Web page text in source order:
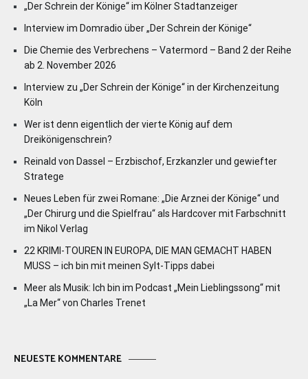
„Der Schrein der Könige“ im Kölner Stadtanzeiger
Interview im Domradio über „Der Schrein der Könige“
Die Chemie des Verbrechens – Vatermord – Band 2 der Reihe
ab 2. November 2026
Interview zu „Der Schrein der Könige“ in der Kirchenzeitung
Köln
Wer ist denn eigentlich der vierte König auf dem
Dreikönigenschrein?
Reinald von Dassel – Erzbischof, Erzkanzler und gewiefter
Stratege
Neues Leben für zwei Romane: „Die Arznei der Könige“ und
„Der Chirurg und die Spielfrau“ als Hardcover mit Farbschnitt
im Nikol Verlag
22 KRIMI-TOUREN IN EUROPA, DIE MAN GEMACHT HABEN
MUSS – ich bin mit meinen Sylt-Tipps dabei
Meer als Musik: Ich bin im Podcast „Mein Lieblingssong“ mit
„La Mer“ von Charles Trenet
NEUESTE KOMMENTARE